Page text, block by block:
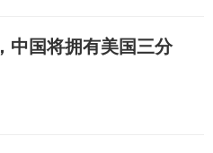
中国将拥有美国三分